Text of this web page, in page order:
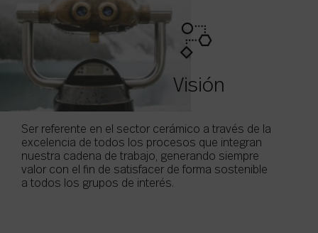
Visión
Ser referente en el sector cerámico a través de la
excelencia de todos los procesos que integran
nuestra cadena de trabajo, generando siempre
valor con el fin de satisfacer de forma sostenible
a todos los grupos de interés.